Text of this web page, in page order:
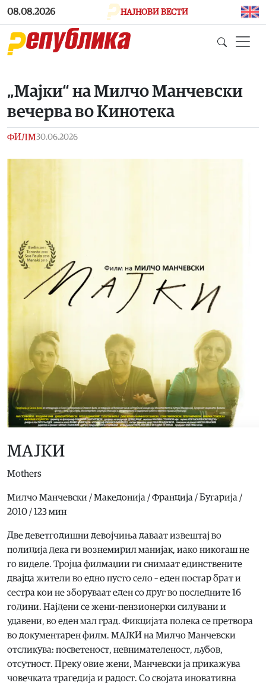
Skip to main content
08.08.2026 НАЈНОВИ ВЕСТИ
„Мајки“ на Милчо Манчевски
вечерва во Кинотека
ФИЛМ30.06.2026
МАЈКИ
Mothers
Милчо Манчевски / Македонија / Франција / Бугарија /
2010 / 123 мин
Две деветгодишни девојчиња даваат извештај во
полиција дека ги вознемирил манијак, иако никогаш не
го виделе. Тројца филмаџии ги снимаат единствените
двајца жители во едно пусто село – еден постар брат и
сестра кои не зборуваат еден со друг во последните 16
години. Најдени се жени-пензионерки силувани и
удавени, во еден мал град. Фикцијата полека се претвора
во документарен филм. МАЈКИ на Милчо Манчевски
отсликува: посветеност, невнимателеност, љубов,
отсутност. Преку овие жени, Манчевски ја прикажува
човечката трагедија и радост. Со својата иновативна